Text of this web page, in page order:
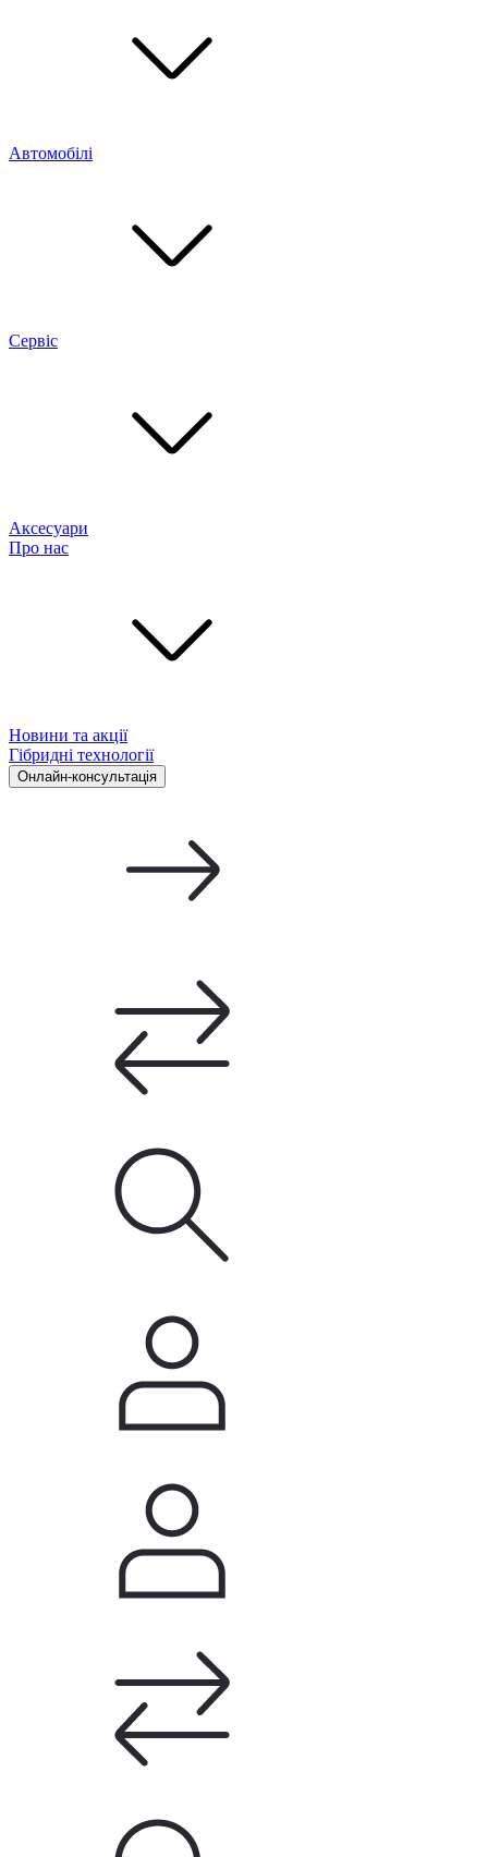
Автомобілі
Сервіс
Аксесуари
Про нас
Новини та акції
Гібридні технології
Онлайн-консультація